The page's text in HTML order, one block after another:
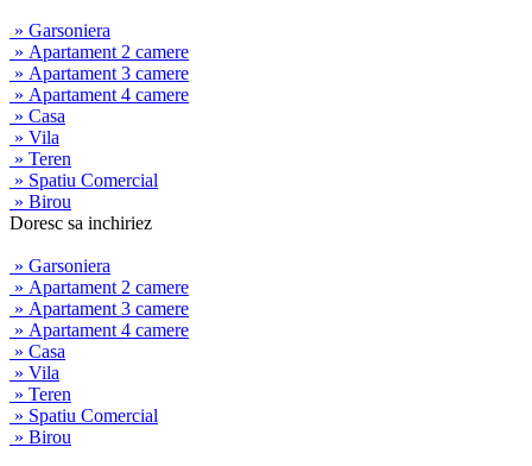
» Garsoniera
» Apartament 2 camere
» Apartament 3 camere
» Apartament 4 camere
» Casa
» Vila
» Teren
» Spatiu Comercial
» Birou
Doresc sa inchiriez
» Garsoniera
» Apartament 2 camere
» Apartament 3 camere
» Apartament 4 camere
» Casa
» Vila
» Teren
» Spatiu Comercial
» Birou